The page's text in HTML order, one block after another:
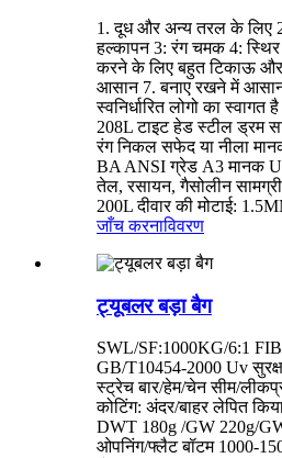
1. दूध और अन्य तरल के लिए
हल्कापन 3: रंग चमक 4: स्थिर
करने के लिए बहुत टिकाऊ
आसान 7. बनाए रखने में
स्वनिर्धारित लोगो का स्वागत
208L टाइट हेड स्टील ड्रम
रंग निकल सफेद या नीला
BA ANSI ग्रेड A3 मानक
तेल, रसायन, गैसोलीन
200L दीवार की मोटाई:
जाँच करनाविवरण
ट्यूबलर बड़ा बैग
SWL/SF:1000KG/6:1
GB/T10454-2000 Uv
स्ट्रेच बार/हेम/चेन सीम/
कोटिंग: अंदर/बाहर लेपित
DWT 180g /GW 220g/
ओपनिंग/फ्लैट बॉटम 1000-